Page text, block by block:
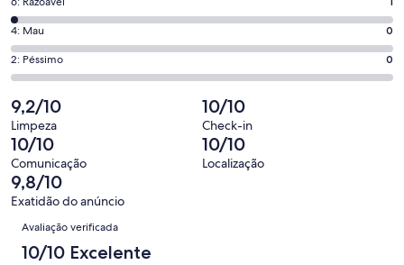
que
significa
“Excelente”.
39
de
58
avaliações.
8,
o
que
significa
18
de
58
avaliações.
de
6,
o
que
significa
“Razoável”.
1
de
58
avaliações.
Pontuação
de
4,
que
significa
“Mau”.
0
de
58
avaliações.
4: Mau 0
Pontuação
de
2,
o
que
significa
“Péssimo”.
0
58
avaliações.
2: Péssimo 0
9,2/10
Limpeza
10/10
Check-in
10/10
Comunicação
10/10
Localização
9,8/10
Exatidão do anúncio
Avaliações
Avaliação verificada
10/10 Excelente